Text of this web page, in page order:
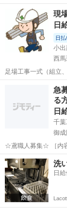
現
日
日払
小
西
足場工事一式（組立、解体） 社員が活き活きと働け
いる。 お客様、また
ことをモットーにし
す！ 月給 237,000
急
る
日
千
御
☆鳶職人募集☆ ［内容］鉄骨・足場等 ［勤務地］現場による（東京・
神奈川等） ［勤務時
ルバイト(フルタイム
当/1...
東京 港区
洗
日